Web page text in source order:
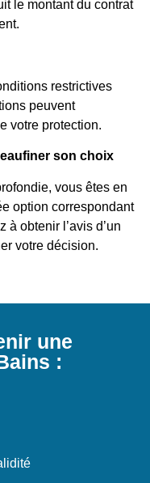
le montant du contrat
restrictives
peuvent
votre protection.
son choix
vous êtes en
option correspondant
obtenir l’avis d’un
votre décision.
une
: